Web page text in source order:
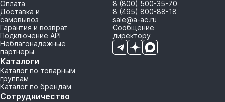
Оплата
Доставка и
самовывоз
Гарантия и возврат
Подключение API
Неблагонадежные
партнеры
Каталоги
Каталог по товарным
группам
Каталог по брендам
Сотрудничество
8 (800) 500-35-70
8 (495) 800-88-18
sale@a-ac.ru
Сообщение
директору